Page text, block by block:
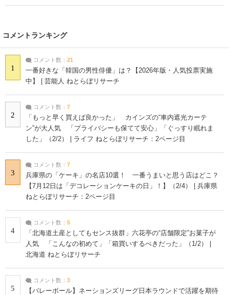
コメントランキング
1
コメント数： 21
一番好きな「韓国の男性俳優」は？【2026年版・人気投票実施
中】 | 芸能人 ねとらぼリサーチ
2
コメント数： 7
「もっと早く買えば良かった」 カインズの“車内遮光カーテ
ン”が大人気 「プライバシーも保てて安心」「ぐっすり眠れま
した」（2/2） | ライフ ねとらぼリサーチ：2ページ目
3
コメント数： 7
兵庫県の「ケーキ」の名店10選！ 一番うまいと思う店はどこ？
【7月12日は「デコレーションケーキの日」！】（2/4） | 兵庫県
ねとらぼリサーチ：2ページ目
4
コメント数： 5
「北海道土産としてもセンス抜群」六花亭の“店舗限定”お菓子が
人気 「こんなの初めて」「箱買いするべきだった」（1/2） |
北海道 ねとらぼリサーチ
5
コメント数： 3
【バレーボール】ネーションズリーグ日本ラウンドで活躍を期待